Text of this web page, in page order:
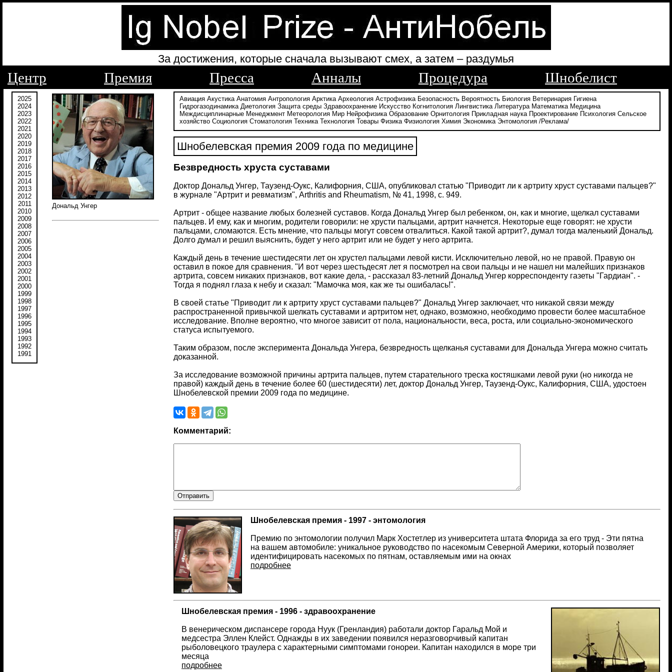
За достижения, которые сначала вызывают смех, а затем – раздумья
Центр Премия Пресса Анналы Процедура Шнобелист
2025
2024
2023
2022
2021
2020
2019
2018
2017
2016
2015
2014
2013
2012
2011
2010
2009
2008
2007
2006
2005
2004
2003
2002
2001
2000
1999
1998
1997
1996
1995
1994
1993
1992
1991
Дональд Унгер
Авиация Акустика Анатомия Антропология Арктика Археология Астрофизика Безопасность Вероятность Биология Ветеринария Гигиена
Гидрогазодинамика Диетология Защита среды Здравоохранение Искусство Когнитология Лингвистика Литература Математика Медицина
Междисциплинарные Менеджмент Метеорология Мир Нейрофизика Образование Орнитология Прикладная наука Проектирование Психология Сельское
хозяйство Социология Стоматология Техника Технология Товары Физика Физиология Химия Экономика Энтомология /Реклама/
Шнобелевская премия 2009 года по медицине
Безвредность хруста суставами
Доктор Дональд Унгер, Таузенд-Оукс, Калифорния, США, опубликовал статью "Приводит ли к артриту хруст суставами пальцев?"
в журнале "Артрит и ревматизм", Arthritis and Rheumatism, № 41, 1998, c. 949.
Артрит - общее название любых болезней суставов. Когда Дональд Унгер был ребенком, он, как и многие, щелкал суставами
пальцев. И ему, как и многим, родители говорили: не хрусти пальцами, артрит начнется. Некоторые еще говорят: не хрусти
пальцами, сломаются. Есть мнение, что пальцы могут совсем отвалиться. Какой такой артрит?, думал тогда маленький Дональд.
Долго думал и решил выяснить, будет у него артрит или не будет у него артрита.
Каждый день в течение шестидесяти лет он хрустел пальцами левой кисти. Исключительно левой, но не правой. Правую он
оставил в покое для сравнения. "И вот через шестьдесят лет я посмотрел на свои пальцы и не нашел ни малейших признаков
артрита, совсем никаких признаков, вот какие дела, - рассказал 83-летний Дональд Унгер корреспонденту газеты "Гардиан". -
Тогда я поднял глаза к небу и сказал: "Мамочка моя, как же ты ошибалась!".
В своей статье "Приводит ли к артриту хруст суставами пальцев?" Дональд Унгер заключает, что никакой связи между
распространенной привычкой шелкать суставами и артритом нет, однако, возможно, необходимо провести более масштабное
исследование. Вполне вероятно, что многое зависит от пола, национальности, веса, роста, или социально-экономического
статуса испытуемого.
Таким образом, после эксперимента Дональда Унгера, безвредность щелканья суставами для Дональда Унгера можно считать
доказанной.
За исследование возможной причины артрита пальцев, путем старательного треска костяшками левой руки (но никогда не
правой) каждый день в течение более 60 (шестидесяти) лет, доктор Дональд Унгер, Таузенд-Оукс, Калифорния, США, удостоен
Шнобелевской премии 2009 года по медицине.
Комментарий:
Шнобелевская премия - 1997 - энтомология
Премию по энтомологии получил Марк Хостетлер из университета штата Флорида за его труд - Эти пятна
на вашем автомобиле: уникальное руководство по насекомым Северной Америки, который позволяет
идентифицировать насекомых по пятнам, оставляемым ими на окнах
подробнее
Шнобелевская премия - 1996 - здравоохранение
В венерическом диспансере города Нуук (Гренландия) работали доктор Гаральд Мой и
медсестра Эллен Клейст. Однажды в их заведении появился неразговорчивый капитан
рыболовецкого траулера с характерными симптомами гонореи. Капитан находился в море три
месяца
подробнее